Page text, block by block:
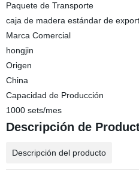
Paquete de Transporte
caja de madera estándar de
Marca Comercial
hongjin
Origen
China
Capacidad de Producción
1000 sets/mes
Descripción de
Descripción del producto